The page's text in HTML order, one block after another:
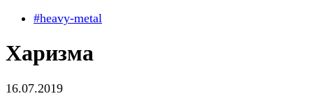
#heavy-metal
Харизма
16.07.2019